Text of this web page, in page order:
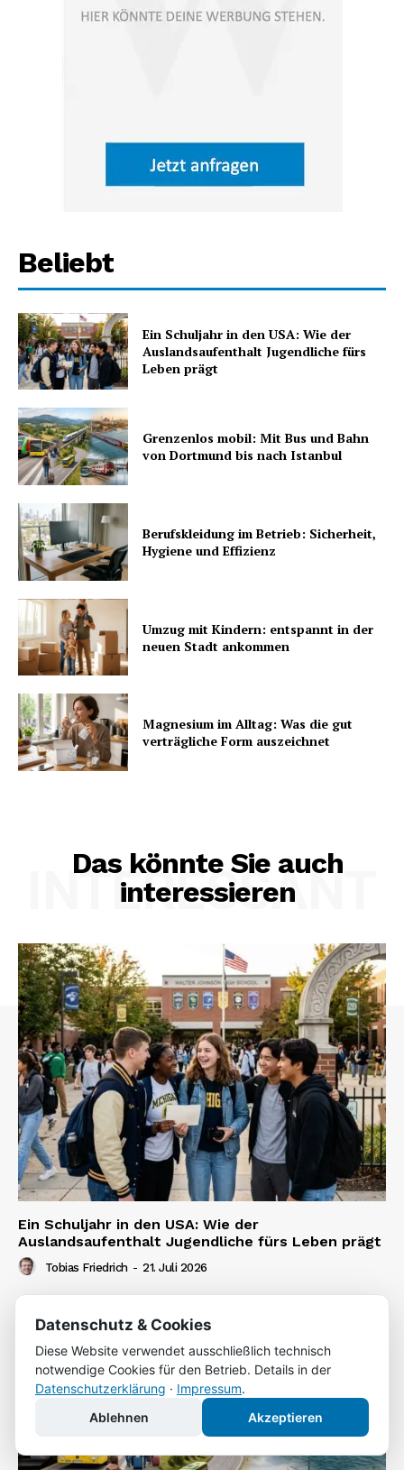
Beliebt
Ein Schuljahr in den USA: Wie der
Auslandsaufenthalt Jugendliche fürs
Leben prägt
Grenzenlos mobil: Mit Bus und Bahn
von Dortmund bis nach Istanbul
Berufskleidung im Betrieb: Sicherheit,
Hygiene und Effizienz
Umzug mit Kindern: entspannt in der
neuen Stadt ankommen
Magnesium im Alltag: Was die gut
verträgliche Form auszeichnet
Das könnte Sie auch
interessieren
INTERESSANT
Ein Schuljahr in den USA: Wie der
Auslandsaufenthalt Jugendliche fürs Leben prägt
Tobias Friedrich - 21. Juli 2026
Datenschutz & Cookies
Diese Website verwendet ausschließlich technisch
notwendige Cookies für den Betrieb. Details in der
Datenschutzerklärung · Impressum.
Ablehnen
Akzeptieren